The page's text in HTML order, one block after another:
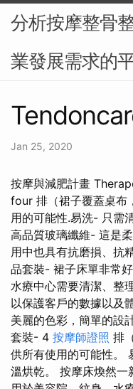
分析按摩整骨
業發展需求的
Jan 25, 2020
按摩與減肥計畫
four 排（裙子覆蓋桌布
用的可能性.易洗- 只需
高品質玻璃纖維- 這是
用中也具有抗磨損、抗
品套裝- 裙子床單非常
水療中心需要清潔、整
以保護客戶的數據以及
美麗的色彩，簡單的設
套裝- 4 按摩師證照 排
供所有使用的可能性。
溫烘乾。 按摩床煥然